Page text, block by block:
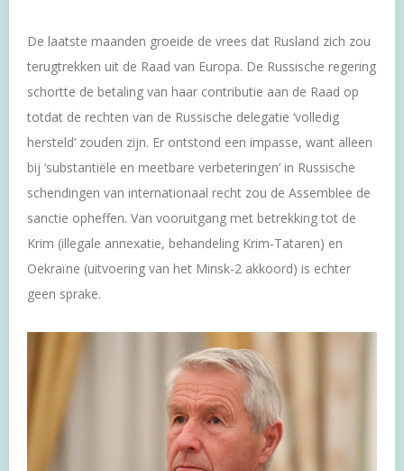
De laatste maanden groeide de vrees dat Rusland zich zou
terugtrekken uit de Raad van Europa. De Russische regering
schortte de betaling van haar contributie aan de Raad op
totdat de rechten van de Russische delegatie ‘volledig
hersteld’ zouden zijn. Er ontstond een impasse, want alleen
bij ‘substantiële en meetbare verbeteringen’ in Russische
schendingen van internationaal recht zou de Assemblee de
sanctie opheffen. Van vooruitgang met betrekking tot de
Krim (illegale annexatie, behandeling Krim-Tataren) en
Oekraïne (uitvoering van het Minsk-2 akkoord) is echter
geen sprake.